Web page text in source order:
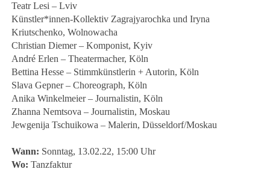
Teatr Lesi – Lviv
Künstler*innen-Kollektiv Zagrajyarochka und Iryna
Kriutschenko, Wolnowacha
Christian Diemer – Komponist, Kyiv
André Erlen – Theatermacher, Köln
Bettina Hesse – Stimmkünstlerin + Autorin, Köln
Slava Gepner – Choreograph, Köln
Anika Winkelmeier – Journalistin, Köln
Zhanna Nemtsova – Journalistin, Moskau
Jewgenija Tschuikowa – Malerin, Düsseldorf/Moskau
Wann: Sonntag, 13.02.22, 15:00 Uhr
Wo:Tanzfaktur